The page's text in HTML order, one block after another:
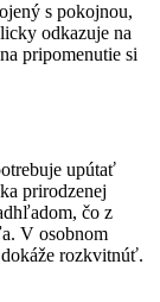
s pokojnou,
odkazuje na
pripomenutie si
upútať
prirodzenej
čo z
V osobnom
rozkvitnúť.